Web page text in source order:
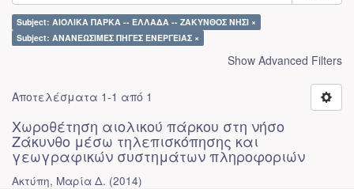
Subject: ΑΙΟΛΙΚΑ ΠΑΡΚΑ -- ΕΛΛΑΔΑ -- ΖΑΚΥΝΘΟΣ ΝΗΣΙ ×
Subject: ΑΝΑΝΕΩΣΙΜΕΣ ΠΗΓΕΣ ΕΝΕΡΓΕΙΑΣ ×
Show Advanced Filters
Αποτελέσματα 1-1 από 1
Χωροθέτηση αιολικού πάρκου στη νήσο
Ζάκυνθο μέσω τηλεπισκόπησης και
γεωγραφικών συστημάτων πληροφοριών
Ακτύπη, Μαρία Δ. (2014)